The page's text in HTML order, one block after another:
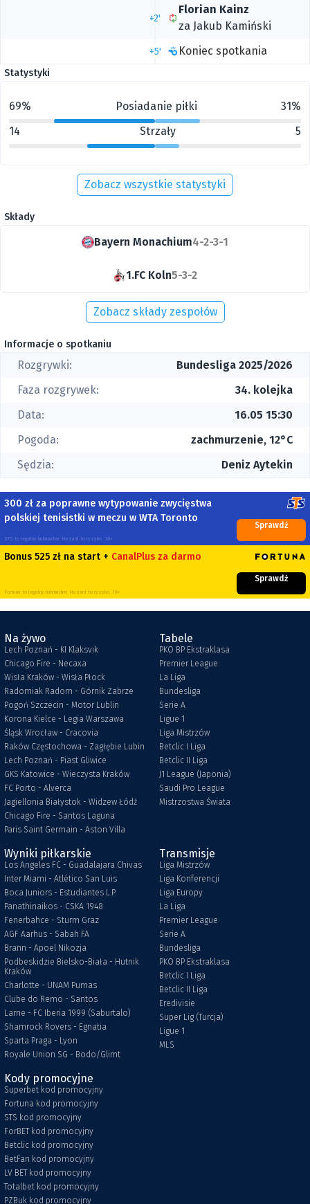
+2'
Florian Kainz
za Jakub Kamiński
+5' Koniec spotkania
Statystyki
69% Posiadanie piłki
31%
14
Strzały 5
Zobacz wszystkie statystyki
Składy
Bayern Monachium4-2-3-1
1.FC Koln5-3-2
Zobacz składy zespołów
Informacje o spotkaniu
Rozgrywki:
Bundesliga 2025/2026
Faza rozgrywek:
34. kolejka
Data:
16.05 15:30
Pogoda:
zachmurzenie, 12°C
Sędzia:
Deniz Aytekin
300 zł za poprawne wytypowanie zwycięstwa
polskiej tenisistki w meczu w WTA Toronto
STS to legalny bukmacher. Hazard to ryzyko. 18+
Sprawdź
Bonus 525 zł na start + CanalPlus za darmo
Fortuna to legalny bukmacher. Hazard to ryzyko. 18+
Sprawdź
Na żywo
Lech Poznań - KI Klaksvik
Chicago Fire - Necaxa
Wisła Kraków - Wisła Płock
Radomiak Radom - Górnik Zabrze
Pogoń Szczecin - Motor Lublin
Korona Kielce - Legia Warszawa
Śląsk Wrocław - Cracovia
Raków Częstochowa - Zagłębie Lubin
Lech Poznań - Piast Gliwice
GKS Katowice - Wieczysta Kraków
FC Porto - Alverca
Jagiellonia Białystok - Widzew Łódź
Chicago Fire - Santos Laguna
Paris Saint Germain - Aston Villa
Tabele
PKO BP Ekstraklasa
Premier League
La Liga
Bundesliga
Serie A
Ligue 1
Liga Mistrzów
Betclic I Liga
Betclic II Liga
J1 League (Japonia)
Saudi Pro League
Mistrzostwa Świata
Wyniki piłkarskie
Los Angeles FC - Guadalajara Chivas
Inter Miami - Atlético San Luis
Boca Juniors - Estudiantes L.P.
Panathinaikos - CSKA 1948
Fenerbahce - Sturm Graz
AGF Aarhus - Sabah FA
Brann - Apoel Nikozja
Podbeskidzie Bielsko-Biała - Hutnik
Kraków
Charlotte - UNAM Pumas
Clube do Remo - Santos
Larne - FC Iberia 1999 (Saburtalo)
Shamrock Rovers - Egnatia
Sparta Praga - Lyon
Royale Union SG - Bodo/Glimt
Transmisje
Liga Mistrzów
Liga Konferencji
Liga Europy
La Liga
Premier League
Serie A
Bundesliga
PKO BP Ekstraklasa
Betclic I Liga
Betclic II Liga
Eredivisie
Super Lig (Turcja)
Ligue 1
MLS
Kody promocyjne
Superbet kod promocyjny
Fortuna kod promocyjny
STS kod promocyjny
ForBET kod promocyjny
Betclic kod promocyjny
BetFan kod promocyjny
LV BET kod promocyjny
Totalbet kod promocyjny
PZBuk kod promocyjny